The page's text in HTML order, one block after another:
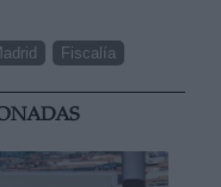
Fiscalía